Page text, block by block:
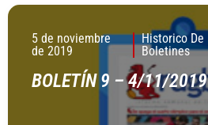
5 de noviembre
de 2019
Historico De
Boletines
BOLETÍN 9 – 4/11/2019